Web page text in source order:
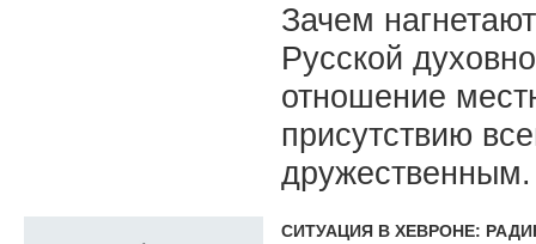
Зачем
Русской
отношение
присутствию
дружественным.
СИТУАЦИЯ В ХЕВРОНЕ: